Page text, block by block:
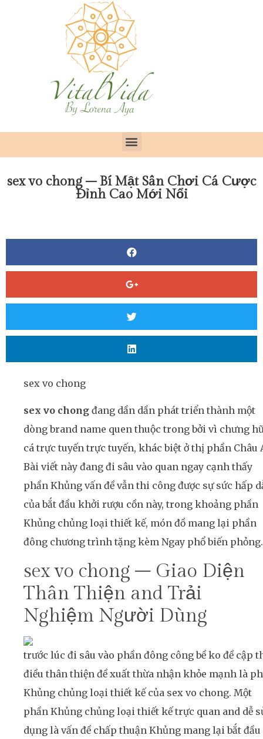
sex vo chong – Bí Mật Sân Chơi Cá Cược
Đỉnh Cao Mới Nổi
sex vo chong
sex vo chong đang dần dần phát triển thành một
dòng brand name quen thuộc trong bởi vì chưng
cá trực tuyến trực tuyến, khác biệt ở thị phần Châu
Bài viết này đang đi sâu vào quan ngay cạnh thấy
phần Khủng vấn đề vẫn thi công được sự sức hấp
của bắt đầu khởi rượu cồn này, trong khoảng phần
Khủng chủng loại thiết kế, món đồ mang lại phần
đông chương trình tặng kèm Ngay phổ biến phỏng.
sex vo chong – Giao Diện
Thân Thiện and Trải
Nghiệm Người Dùng
trước lúc đi sâu vào phần đông công bề ko đề cập
điều thân thiện đề xuất thừa nhận khỏe mạnh là
Khủng chủng loại thiết kế của sex vo chong. Một
phần Khủng chủng loại thiết kế trực quan and dễ
dụng là vấn đề chấp thuận Khủng mang lại bắt đầu